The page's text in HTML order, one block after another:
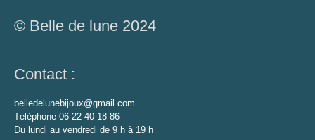
© Belle de lune 2024
Contact :
belledelunebijoux@gmail.com
Téléphone 06 22 40 18 86
Du lundi au vendredi de 9 h à 19 h